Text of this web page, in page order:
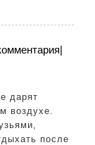
|
воздухе.
после